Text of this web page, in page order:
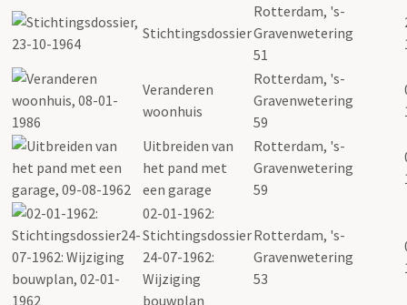
Stichtingsdossier
Rotterdam, 's-
Gravenwetering
51
Veranderen
woonhuis
Rotterdam, 's-
Gravenwetering
59
Uitbreiden van
het pand met
een garage
Rotterdam, 's-
Gravenwetering
59
02-01-1962:
Stichtingsdossier
24-07-1962:
Wijziging
bouwplan
Rotterdam, 's-
Gravenwetering
53